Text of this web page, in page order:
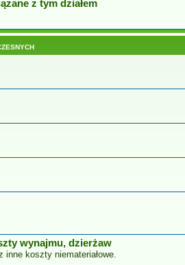
z tym działem
wynajmu, dzierżaw
inne koszty niemateriałowe.